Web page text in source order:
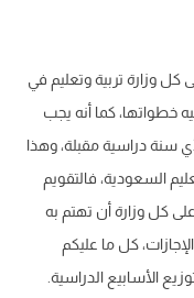
تربية وتعليم في
كما أنه يجب
مقبلة، وهذا
فالتقويم
أن تهتم به
كل ما عليكم
الدراسية.